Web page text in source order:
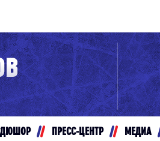
«Восток»
ПРЕСС-ЦЕНТР МЕДИА